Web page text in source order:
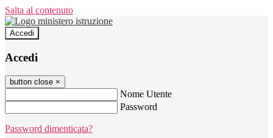
Salta al contenuto
Accedi
Accedi
button close ×
Nome Utente
Password
Password dimenticata?